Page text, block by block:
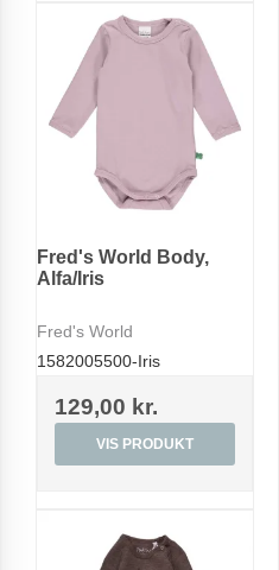
Fred's World Body,
Alfa/Iris
Fred's World
1582005500-Iris
129,00 kr.
VIS PRODUKT